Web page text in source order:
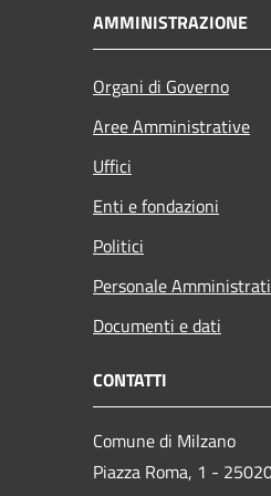
AMMINISTRAZIONE
Organi di Governo
Aree Amministrative
Uffici
Enti e fondazioni
Politici
Personale
Documenti e dati
CONTATTI
Comune di Milzano
Piazza Roma, 1 -